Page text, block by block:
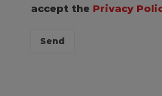
P
accept the Privacy
Send